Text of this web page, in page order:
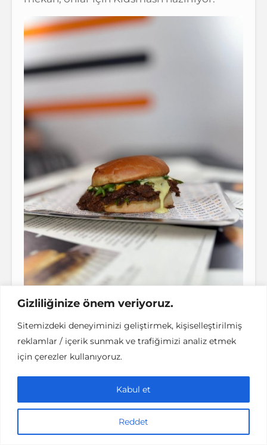
Gizliliğinize önem veriyoruz.
Sitemizdeki deneyiminizi geliştirmek, kişiselleştirilmiş
reklamlar / içerik sunmak ve trafiğimizi analiz etmek
için çerezler kullanıyoruz.
Reddet
Kabul et
İstanbul’un En İyi Hamburgerleri
Adres:Akat Mah., Zeytinoğlu Cad., Hazal
Sok. No:1-C, Beşiktaş
Tel:(0212) 351 31 70
IG: @catchneatakatlar
Zula